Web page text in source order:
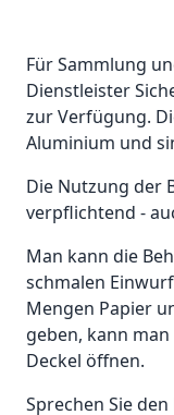
Für Sammlung
Dienstleister
zur Verfügung.
Aluminium und
Die Nutzung der
verpflichtend -
Man kann die
schmalen
Mengen Papier
geben, kann
Deckel öffnen.
Sprechen Sie